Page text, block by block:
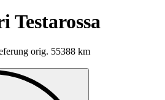
Testarossa
orig. 55388 km